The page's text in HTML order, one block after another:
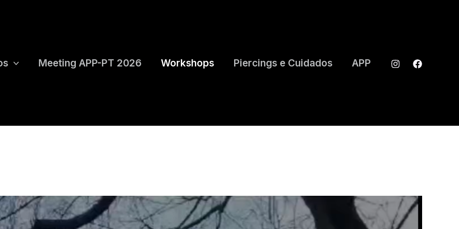
Meeting APP-PT 2026 Workshops Piercings e Cuidados APP